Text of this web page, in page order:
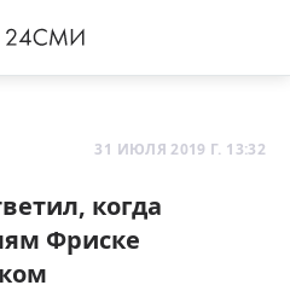
31 ИЮЛЯ 2019 Г. 13:32
когда
Фриске